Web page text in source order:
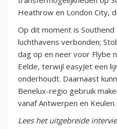
Heathrow en London City,
Op dit moment is
luchthavens verbonden;
dag op en neer voor Flybe
Eelde, terwijl easyJet een
onderhoudt. Daarnaast
Benelux-regio gebruik
vanaf Antwerpen en Keulen.
Lees het uitgebreide